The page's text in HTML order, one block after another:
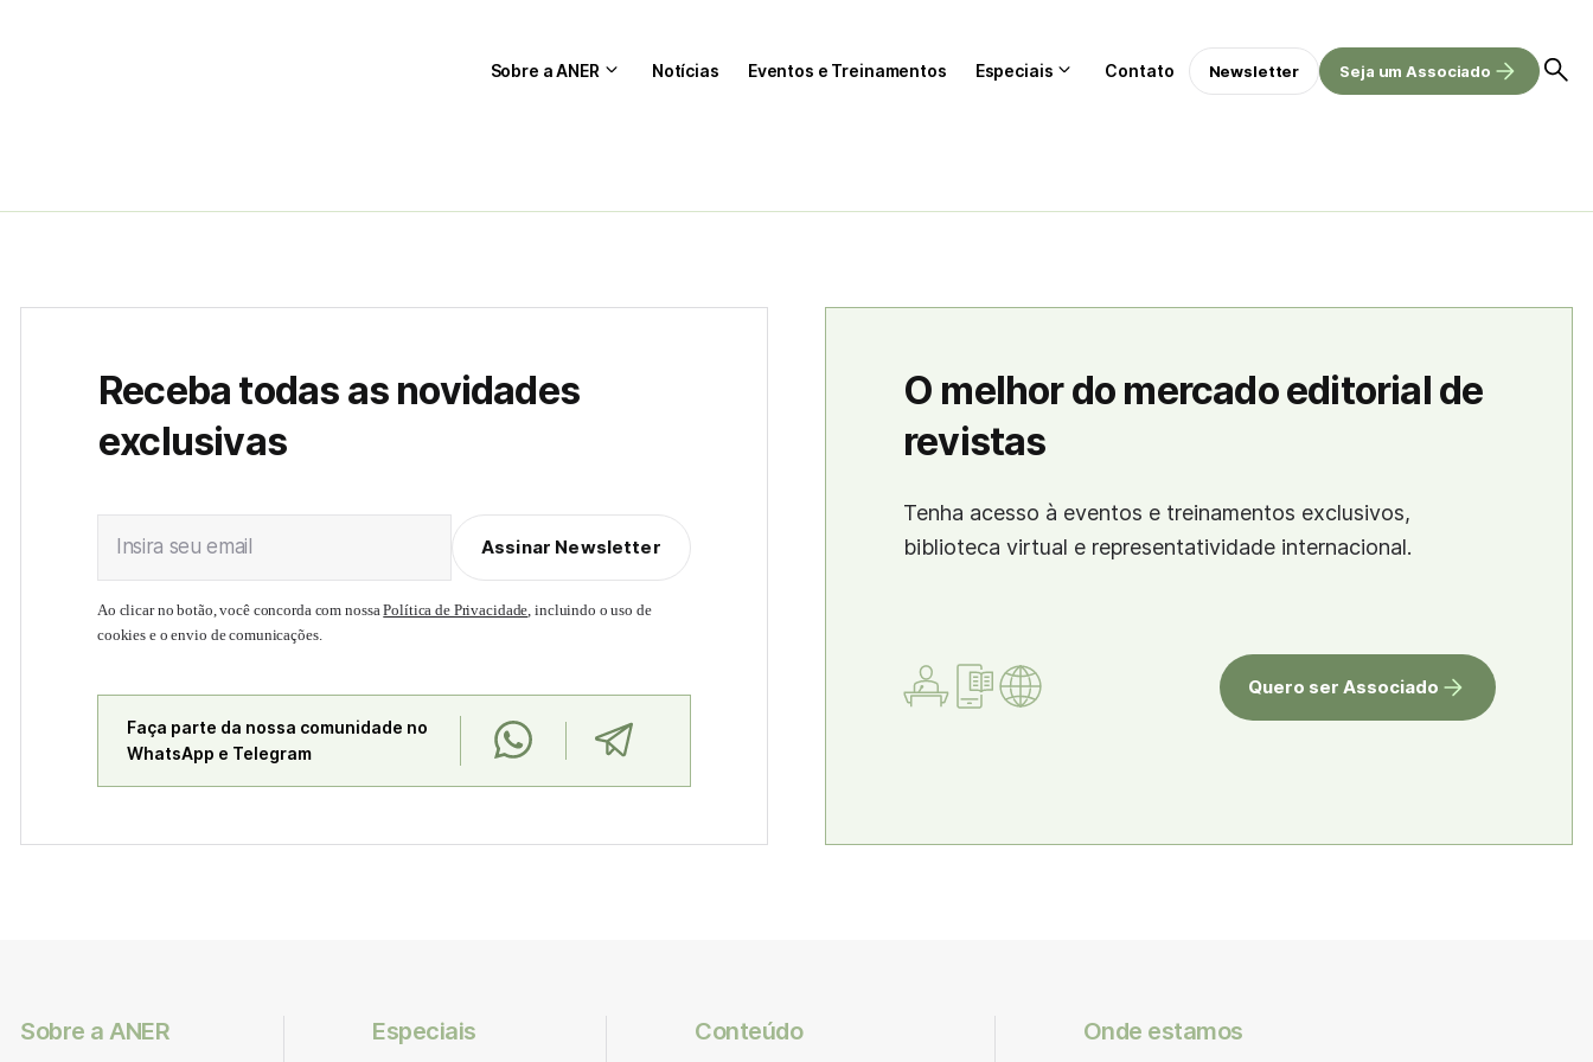
Sobre a ANER Notícias Eventos e Treinamentos Especiais Contato Newsletter Seja um Associado
Receba todas as novidades
exclusivas
Insira seu email Assinar Newsletter
Ao clicar no botão, você concorda com nossaPolítica de Privacidade, incluindo o uso de
cookies e o envio de comunicações.
Faça parte da nossa comunidade no
WhatsApp e Telegram
O melhor do mercado editorial de
revistas
Tenha acesso à eventos e treinamentos exclusivos,
biblioteca virtual e representatividade internacional.
Quero ser Associado
Sobre a ANER Especiais Conteúdo Onde estamos